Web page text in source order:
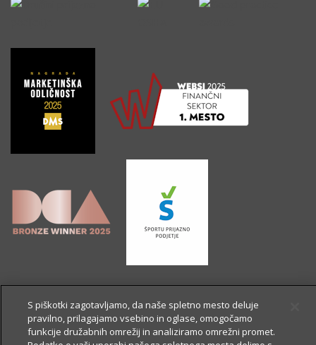
S piškotki zagotavljamo, da naše spletno mesto deluje
pravilno, prilagajamo vsebino in oglase, omogočamo
funkcije družabnih omrežij in analiziramo omrežni promet.